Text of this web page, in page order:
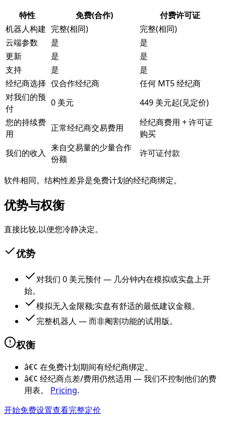
特性 免费(合作)
付费许可证
机器人构建 完整(相同)
完整(相同)
云端参数
是
是
更新
是
是
支持
是
是
经纪商选择 仅合作经纪商
任何 MT5 经纪商
对我们的预
付
0 美元
449 美元起(见定价)
您的持续费
用
正常经纪商交易费用
经纪商费用 + 许可证
购买
我们的收入 来自交易量的少量合作
份额
许可证付款
软件相同。结构性差异是免费计划的经纪商绑定。
优势与权衡
直接比较,以便您冷静决定。
优势
对我们 0 美元预付 — 几分钟内在模拟或实盘上开
始。
模拟无入金限额;实盘有舒适的最低建议金额。
完整机器人 — 而非阉割功能的试用版。
权衡
â€¢ 在免费计划期间有经纪商绑定。
â€¢ 经纪商点差/费用仍然适用 — 我们不控制他们的费
用表。
Pricing.
开始免费设置查看完整定价